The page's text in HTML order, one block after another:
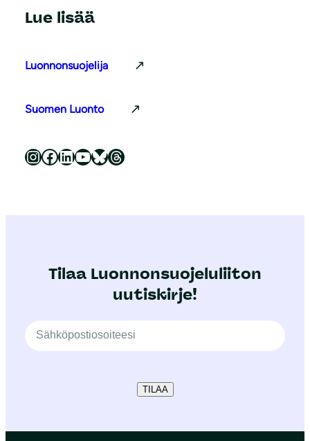
Lue lisää
Luonnonsuojelija
Suomen Luonto
Luonnonsuojeluliitto Instagramissa Luonnonsuojeluliitto Facebookissa Luonnonsuojeluliitto LinkedInissä Luonnonsuojeluliiton YouTube-kanava Luonnonsuojeluliitto Blueskyssa Luonnonsuojeluliitto Threadsissa
Tilaa Luonnonsuojeluliiton
uutiskirje!
TILAA